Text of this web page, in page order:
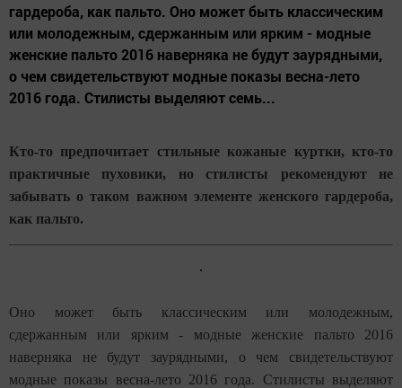
гардероба, как пальто. Оно может быть классическим
или молодежным, сдержанным или ярким - модные
женские пальто 2016 наверняка не будут заурядными,
о чем свидетельствуют модные показы весна-лето
2016 года. Стилисты выделяют семь...
Кто-то предпочитает стильные кожаные куртки, кто-то
практичные пуховики, но стилисты рекомендуют не
забывать о таком важном элементе женского гардероба,
как пальто.
Оно может быть классическим или молодежным,
сдержанным или ярким - модные женские пальто 2016
наверняка не будут заурядными, о чем свидетельствуют
модные показы весна-лето 2016 года. Стилисты выделяют